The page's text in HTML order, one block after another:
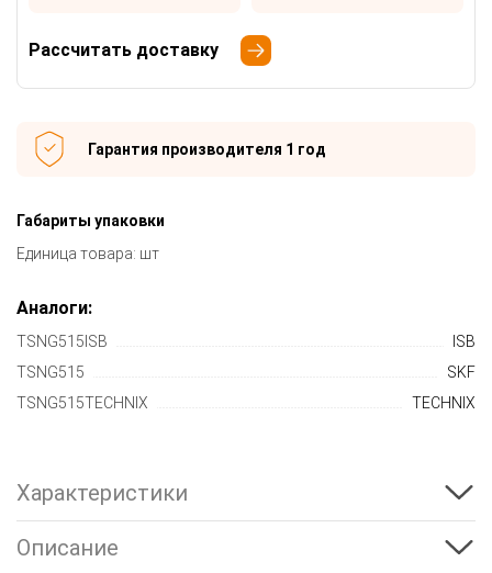
Рассчитать доставку
Гарантия производителя 1 год
Габариты упаковки
Единица товара: шт
Аналоги:
TSNG515ISB
ISB
TSNG515
SKF
TSNG515TECHNIX
TECHNIX
Характеристики
Описание